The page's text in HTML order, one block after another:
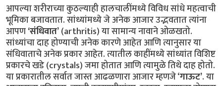
आपल्या शरीराच्या कुठल्याही हालचालींमध्ये विविध सांधे महत्वाची
भूमिका बजावतात. सांध्यांमध्ये जे अनेक आजार उद्भवतात त्यांना
आपण‘संधिवात’(arthritis) या सामान्य नावाने ओळखतो.
सांध्यांचा दाह होण्याची अनेक कारणे आहेत आणि त्यानुसार या
संधिवाताचे अनेक प्रकार आहेत. त्यातील काहींमध्ये सांध्यांत विशिष्ट
प्रकारचे खडे (crystals) जमा होतात आणि त्यामुळे तिथे दाह होतो.
या प्रकारातील सर्वात जास्त आढळणारा आजार म्हणजे ‘गाऊट’. या